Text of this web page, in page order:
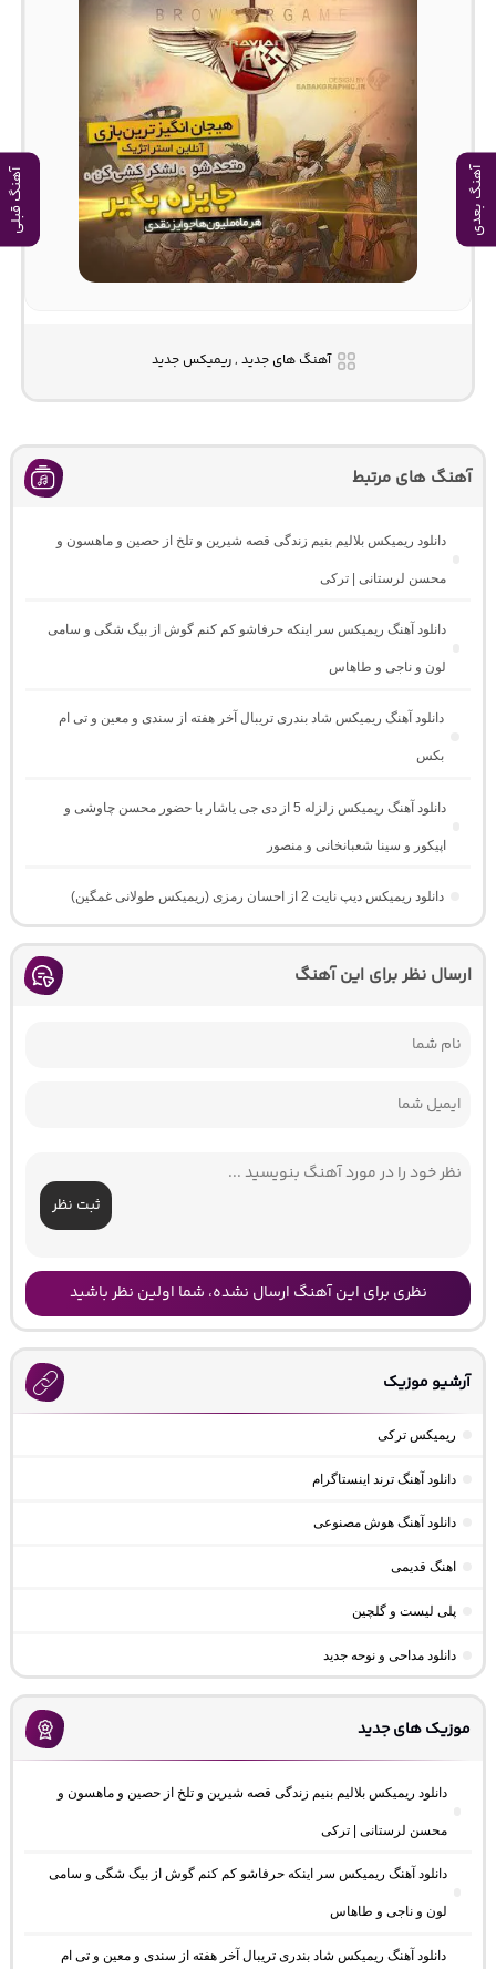
آهنگ بعدی آهنگ قبلی
آهنگ های جدید , ریمیکس جدید
آهنگ های مرتبط
دانلود ریمیکس بلالیم بنیم زندگی قصه شیرین و تلخ از حصین و ماهسون و
محسن لرستانی | ترکی
دانلود آهنگ ریمیکس سر اینکه حرفاشو کم کنم گوش از بیگ شگی و سامی
لون و ناجی و طاهاس
دانلود آهنگ ریمیکس شاد بندری تریبال آخر هفته از سندی و معین و تی ام
بکس
دانلود آهنگ ریمیکس زلزله 5 از دی جی یاشار با حضور محسن چاوشی و
اپیکور و سینا شعبانخانی و منصور
دانلود ریمیکس دیپ نایت 2 از احسان رمزی (ریمیکس طولانی غمگین)
ارسال نظر برای این آهنگ
ثبت نظر
نظری برای این آهنگ ارسال نشده، شما اولین نظر باشید
آرشیو موزیک
ریمیکس ترکی
دانلود آهنگ ترند اینستاگرام
دانلود آهنگ هوش مصنوعی
اهنگ قدیمی
پلی لیست و گلچین
دانلود مداحی و نوحه جدید
موزیک های جدید
دانلود ریمیکس بلالیم بنیم زندگی قصه شیرین و تلخ از حصین و ماهسون و
محسن لرستانی | ترکی
دانلود آهنگ ریمیکس سر اینکه حرفاشو کم کنم گوش از بیگ شگی و سامی
لون و ناجی و طاهاس
دانلود آهنگ ریمیکس شاد بندری تریبال آخر هفته از سندی و معین و تی ام